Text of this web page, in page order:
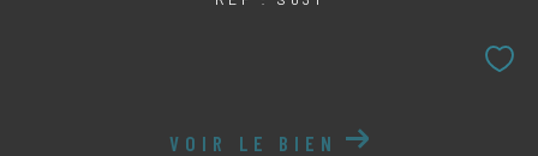
VOIR LE BIEN